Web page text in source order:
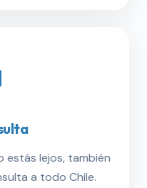
estás lejos, también
a todo Chile.